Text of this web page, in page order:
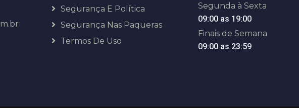
Segurança E Política
Segurança Nas Paqueras
Termos De Uso
Segunda à Sexta
09:00 as 19:00
Finais de Semana
09:00 as 23:59